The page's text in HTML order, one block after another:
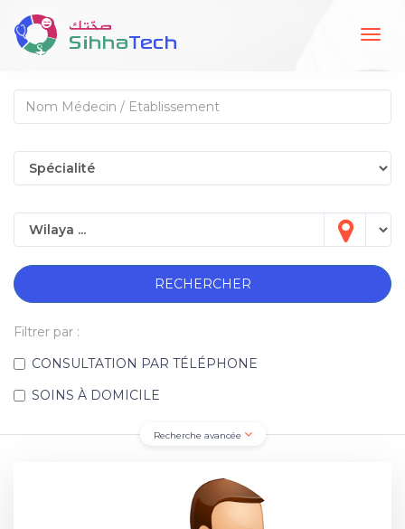
RECHERCHER
Filtrer par :
CONSULTATION PAR TÉLÉPHONE
SOINS À DOMICILE
Recherche avancée